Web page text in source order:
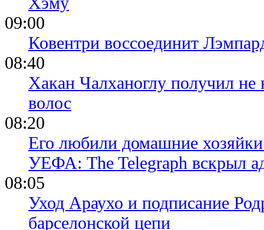
09:00
Ковентри воссоединит
08:40
Хакан Чалханоглу получил не
волос
08:20
Его любили домашние
УЕФА: The Telegraph вскрыл
08:05
Уход Араухо и подписание
барселонской цепи